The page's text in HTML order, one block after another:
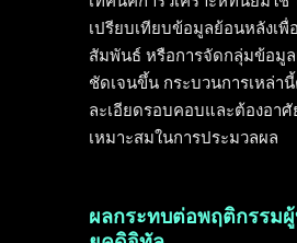
เปรียบเทียบข้อมูลย้อนหลังเพื่
สัมพันธ์ หรือการจัดกลุ่มข้อมูล
ชัดเจนขึ้น กระบวนการเหล่า
ละเอียดรอบคอบและต้องอาศั
เหมาะสมในการประมวลผล
ผลกระทบต่อพฤติกรรม